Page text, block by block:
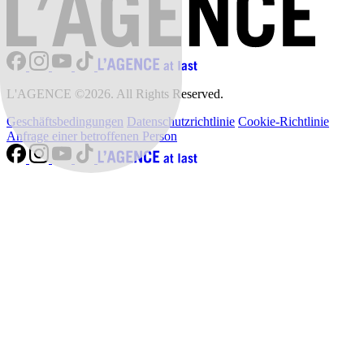
L'AGENCE ©2026. All Rights Reserved.
Geschäftsbedingungen Datenschutzrichtlinie Cookie-Richtlinie
Anfrage einer betroffenen Person